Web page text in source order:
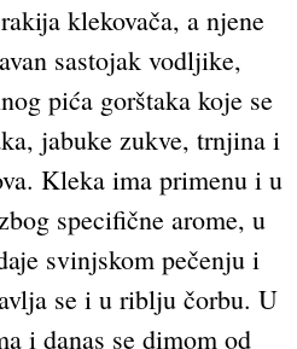
klekovača, a njene
sastojak vodljike,
pića gorštaka koje se
jabuke zukve, trnjina i
Kleka ima primenu i u
specifične arome, u
svinjskom pečenju i
se i u riblju čorbu. U
i danas se dimom od